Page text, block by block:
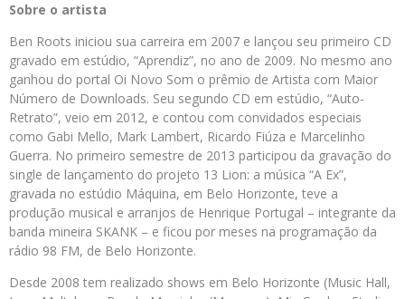
Sobre o artista
Ben Roots iniciou sua carreira em 2007 e lançou seu primeiro CD
gravado em estúdio, “Aprendiz”, no ano de 2009. No mesmo ano
ganhou do portal Oi Novo Som o prêmio de Artista com Maior
Número de Downloads. Seu segundo CD em estúdio, “Auto-
Retrato”, veio em 2012, e contou com convidados especiais
como Gabi Mello, Mark Lambert, Ricardo Fiúza e Marcelinho
Guerra. No primeiro semestre de 2013 participou da gravação do
single de lançamento do projeto 13 Lion: a música “A Ex”,
gravada no estúdio Máquina, em Belo Horizonte, teve a
produção musical e arranjos de Henrique Portugal – integrante da
banda mineira SKANK – e ficou por meses na programação da
rádio 98 FM, de Belo Horizonte.
Desde 2008 tem realizado shows em Belo Horizonte (Music Hall,